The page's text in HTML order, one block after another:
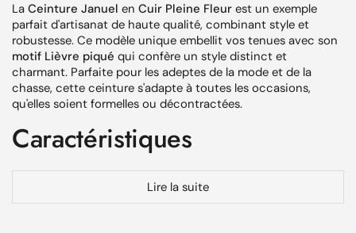
La Ceinture Januel en Cuir Pleine Fleur est un exemple
parfait d'artisanat de haute qualité, combinant style et
robustesse. Ce modèle unique embellit vos tenues avec son
motif Lièvre piqué qui confère un style distinct et
charmant. Parfaite pour les adeptes de la mode et de la
chasse, cette ceinture s'adapte à toutes les occasions,
qu'elles soient formelles ou décontractées.
Caractéristiques
Fabriquée encuir pleine fleurpour une robustesse et
une souplesse extraordinaires.
Lire la suite